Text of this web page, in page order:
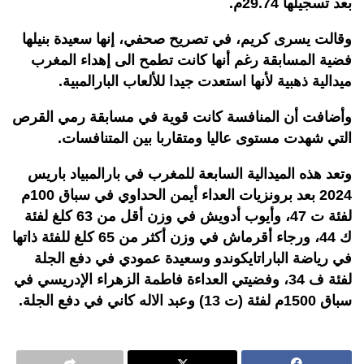
بعد تسجيلها 29.74م.
وقالت يسرى كريم، في تصريح صحفي، إنها سعيدة بنيلها
فضية المسابقة رغم أنها كانت تطمح الى إهداء المغرب
ميدالية ذهبية لأنها استعدت جيدا للألعاب البارالمبية.
وأضافت أن المنافسة كانت قوية في مسابقة رمي القرص
التي شهدت مستوى عاليا ومتقاربا بين المتنافسات.
وتعد هذه الميدالية السابعة للمغرب في بارالمبياد باريس
2024 بعد برونزيات العداء أيمن الحداوي في سباق 100م
لفئة ت 47، وأيوب أدويش في وزن أقل من 63 كلغ لفئة
ك 44، ورجاء أقرماش في وزن أكثر من 65 كلغ للفئة ذاتها
في رياضة الباراتايكوندو وسعيدة عمودي في دفع الجلة
لفئة ف 34، وفضيتي العداءة فاطمة الزهراء الإدريسي في
سباق 1500م لفئة (ت 13) وعبد الاله كاني في دفع الجلة.